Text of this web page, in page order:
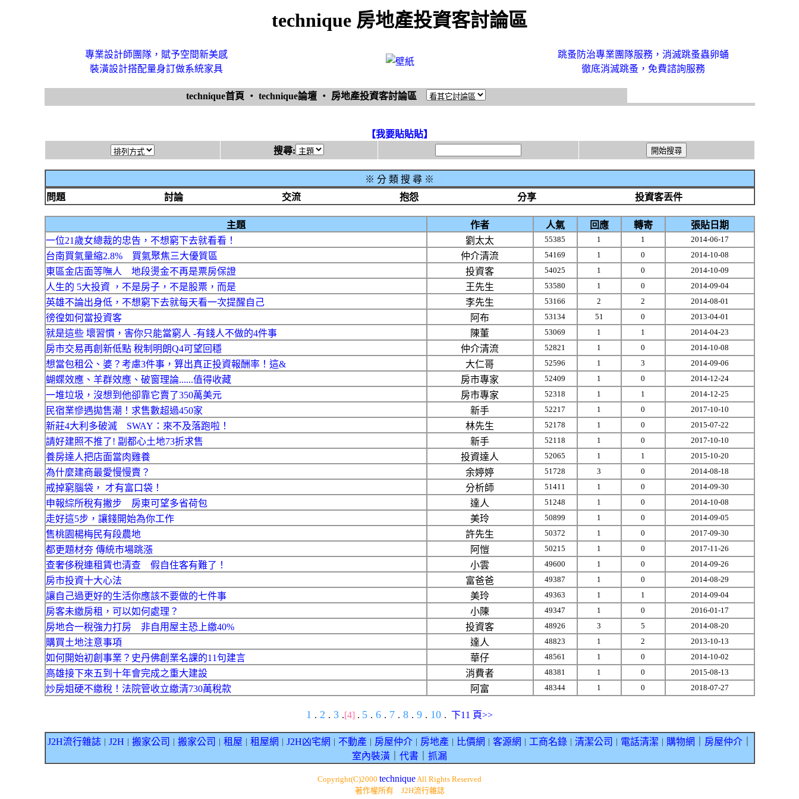
technique 房地產投資客討論區
專業設計師團隊，賦予空間新美感
裝潢設計搭配量身訂做系統家具
跳蚤防治專業團隊服務，消滅跳蚤蟲卵蛹
徹底消滅跳蚤，免費諮詢服務
technique首頁 ‧ technique論壇 ‧ 房地產投資客討論區
【我要貼貼貼】
搜尋:
※ 分 類 搜 尋 ※
問題
討論 交流 抱怨 分享 投資客丟件
主題 作者 人氣 回應 轉寄
張貼日期
一位21歲女總裁的忠告，不想窮下去就看看！
劉太太 55385 1 1 2014-06-17
台南買氣量縮2.8% 買氣聚焦三大優質區 仲介清流 54169 1 0 2014-10-08
東區金店面等嘸人 地段燙金不再是票房保證 投資客 54025 1 0 2014-10-09
人生的 5大投資 ，不是房子，不是股票，而是 王先生 53580 1 0 2014-09-04
英雄不論出身低，不想窮下去就每天看一次提醒自己 李先生 53166 2 2 2014-08-01
徬徨如何當投資客 阿布 53134 51 0 2013-04-01
就是這些 壞習慣，害你只能當窮人 -有錢人不做的4件事 陳董 53069 1 1 2014-04-23
房市交易再創新低點 稅制明朗Q4可望回穩 仲介清流 52821 1 0 2014-10-08
想當包租公、婆？考慮3件事，算出真正投資報酬率！這& 大仁哥 52596 1 3 2014-09-06
蝴蝶效應、羊群效應、破窗理論......值得收藏 房市專家 52409 1 0 2014-12-24
一堆垃圾，沒想到他卻靠它賣了350萬美元 房市專家 52318 1 1 2014-12-25
民宿業慘遇拋售潮！求售數超過450家 新手 52217 1 0 2017-10-10
新莊4大利多破滅 SWAY：來不及落跑啦！ 林先生 52178 1 0 2015-07-22
請好建照不推了! 副都心土地73折求售 新手 52118 1 0 2017-10-10
養房達人把店面當肉雞養 投資達人 52065 1 1 2015-10-20
為什麼建商最愛慢慢賣？ 余婷婷 51728 3 0 2014-08-18
戒掉窮腦袋， 才有富口袋！ 分析師 51411 1 0 2014-09-30
申報綜所稅有撇步 房東可望多省荷包 達人 51248 1 0 2014-10-08
走好這5步，讓錢開始為你工作 美玲 50899 1 0 2014-09-05
售桃園楊梅民有段農地 許先生 50372 1 0 2017-09-30
都更題材夯 傳統市場跳漲 阿愷 50215 1 0 2017-11-26
查奢侈稅連租賃也清查 假自住客有難了！ 小雲 49600 1 0 2014-09-26
房市投資十大心法 富爸爸 49387 1 0 2014-08-29
讓自己過更好的生活你應該不要做的七件事 美玲 49363 1 1 2014-09-04
房客未繳房租，可以如何處理？ 小陳 49347 1 0 2016-01-17
房地合一稅強力打房 非自用屋主恐上繳40% 投資客 48926 3 5 2014-08-20
購買土地注意事項 達人 48823 1 2 2013-10-13
如何開始初創事業？史丹佛創業名課的11句建言 華仔 48561 1 0 2014-10-02
高雄接下來五到十年會完成之重大建設 消費者 48381 1 0 2015-08-13
炒房姐硬不繳稅！法院管收立繳清730萬稅款 阿富 48344 1 0 2018-07-27
1 . 2 . 3 .[4] . 5 . 6 . 7 . 8 . 9 . 10 . 下11 頁>>
J2H流行雜誌｜ J2H 搬家公司 搬家公司 租屋 租屋網 J2H凶宅網 不動產｜ 房屋仲介｜ 房地產｜ 比價網 客源網 工商名錄｜ 清潔公司 電話清潔 購物網 房屋仲介｜
室內裝潢
代書 抓漏
Copyright(C)2000 techniqueAll Rights Reserved
著作權所有 J2H流行雜誌